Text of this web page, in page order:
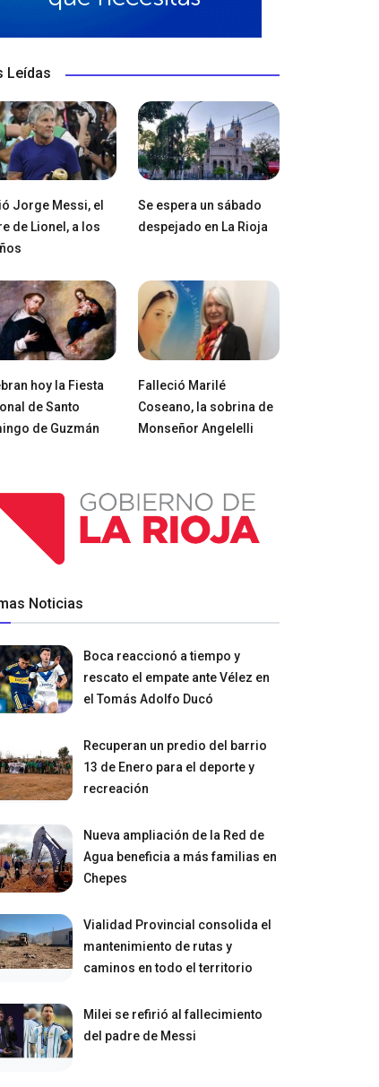
Leídas
Jorge Messi, el
de Lionel, a los
Se espera un sábado
despejado en La Rioja
hoy la Fiesta
de Santo
de Guzmán
Falleció Marilé
Coseano, la sobrina de
Monseñor Angelelli
Noticias
Boca reaccionó a tiempo y
rescato el empate ante Vélez en
el Tomás Adolfo Ducó
Recuperan un predio del barrio
13 de Enero para el deporte y
recreación
Nueva ampliación de la Red de
Agua beneficia a más familias en
Chepes
Vialidad Provincial consolida el
mantenimiento de rutas y
caminos en todo el territorio
Milei se refirió al fallecimiento
del padre de Messi